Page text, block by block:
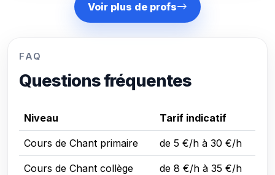
Voir plus de profs
FAQ
Questions fréquentes
Niveau Tarif indicatif
Cours de Chant primaire de 5 €/h à 30 €/h
Cours de Chant collège de 8 €/h à 35 €/h